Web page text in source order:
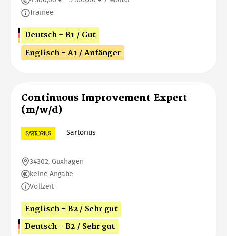
Trainee
Deutsch - B1 / Gut
Englisch - A1 / Anfänger
Continuous Improvement Expert
(m/w/d)
Sartorius
34302, Guxhagen
keine Angabe
Vollzeit
Englisch - B2 / Sehr gut
Deutsch - B2 / Sehr gut